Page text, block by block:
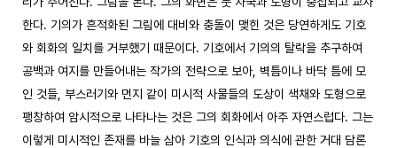
한다. 기의가 흔적화된 그림에 대비와 충돌이 맺힌 것은 당연하게도 기호
와 회화의 일치를 거부했기 때문이다. 기호에서 기의의 탈락을 추구하여
공백과 여지를 만들어내는 작가의 전략으로 보아, 벽틈이나 바닥 틈에 모
인 것들, 부스러기와 먼지 같이 미시적 사물들의 도상이 색채와 도형으로
팽창하여 암시적으로 나타나는 것은 그의 회화에서 아주 자연스럽다. 그는
이렇게 미시적인 존재를 바늘 삼아 기호의 인식과 의식에 관한 거대 담론